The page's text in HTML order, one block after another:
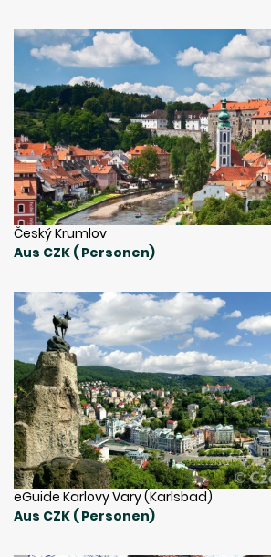
Český Krumlov
Aus CZK ( Personen)
eGuide Karlovy Vary (Karlsbad)
Aus CZK ( Personen)